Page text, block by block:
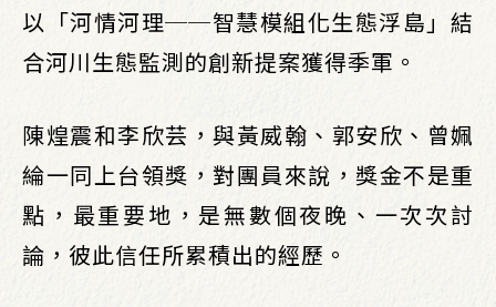
以「河情河理──智慧模組化生態浮島」結
合河川生態監測的創新提案獲得季軍。
陳煌震和李欣芸，與黃威翰、郭安欣、曾姵
綸一同上台領獎，對團員來說，獎金不是重
點，最重要地，是無數個夜晚、一次次討
論，彼此信任所累積出的經歷。